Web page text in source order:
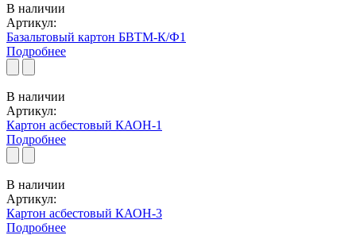
В наличии
Артикул:
Базальтовый картон БВТМ-К/Ф1
Подробнее
В наличии
Артикул:
Картон асбестовый КАОН-1
Подробнее
В наличии
Артикул:
Картон асбестовый КАОН-3
Подробнее